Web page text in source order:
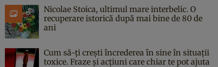
Nicolae Stoica, ultimul mare interbelic. O
recuperare istorică după mai bine de 80 de
ani
Cum să-ți crești încrederea în sine în situații
toxice. Fraze și acțiuni care chiar te pot ajuta